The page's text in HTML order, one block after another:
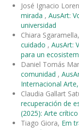
José Ignacio
mirada , AusArt:
universidad
Chiara
cuidado , AusArt:
para un
Daniel Tomás
comunidad ,
Internacional
Claudia Gallart
recuperación de
(2025): Arte
Tiago Giora, Em